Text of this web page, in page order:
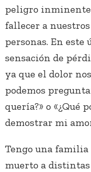
peligro
fallecer a
personas. En este
sensación de
ya que el dolor
podemos
quería?» o «¿Qué
demostrar mi
Tengo una familia
muerto a